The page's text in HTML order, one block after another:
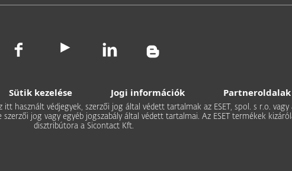
Sütik kezelése Jogi információk Partneroldalak
használt védjegyek, szerzői jog által védett tartalmak az ESET, spol. s r.o. vagy
jog vagy egyéb jogszabály által védett tartalmai. Az ESET termékek
disztribútora a Sicontact Kft.